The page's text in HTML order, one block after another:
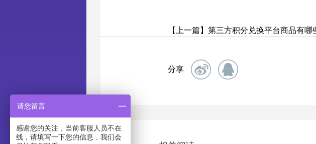
【上一篇】第三方积分兑换平台商品有哪
分享
请您留言
感谢您的关注，当前客服人员不在
线，请填写一下您的信息，我们会